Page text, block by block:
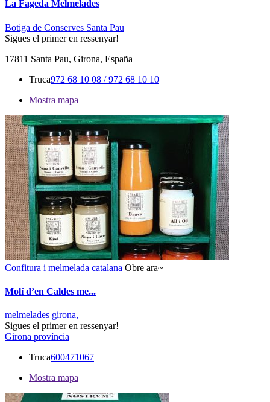
La Fageda Melmelades
Botiga de Conserves Santa Pau
Sigues el primer en ressenyar!
17811 Santa Pau, Girona, España
Truca972 68 10 08 / 972 68 10 10
Mostra mapa
Confitura i melmelada catalana Obre ara~
Molí d’en Caldes me...
melmelades girona,
Sigues el primer en ressenyar!
Girona província
Truca600471067
Mostra mapa